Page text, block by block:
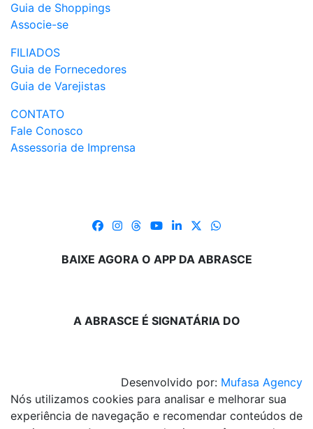
Guia de Shoppings
Associe-se
FILIADOS
Guia de Fornecedores
Guia de Varejistas
CONTATO
Fale Conosco
Assessoria de Imprensa
BAIXE AGORA O APP DA ABRASCE
A ABRASCE É SIGNATÁRIA DO
Desenvolvido por: Mufasa Agency
Nós utilizamos cookies para analisar e melhorar sua
experiência de navegação e recomendar conteúdos de